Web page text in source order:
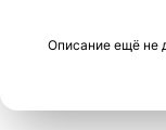
Описание ещё не